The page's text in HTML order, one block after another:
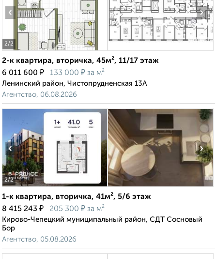
2/2
‹ ›
2-к квартира, вторичка, 45м², 11/17 этаж
6 011 600 ₽ 133 000 ₽ за м²
Ленинский район, Чистопрудненская 13А
Агентство, 06.08.2026
2/2
‹ ›
1-к квартира, вторичка, 41м², 5/6 этаж
8 415 243 ₽ 205 300 ₽ за м²
Кирово-Чепецкий муниципальный район, СДТ Сосновый
Бор
Агентство, 05.08.2026